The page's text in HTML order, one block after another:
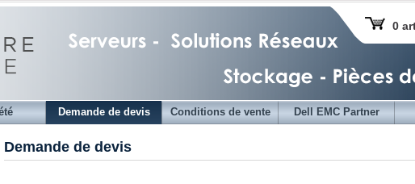
0
Demande de devis Conditions de vente Dell EMC Partner
Demande de devis